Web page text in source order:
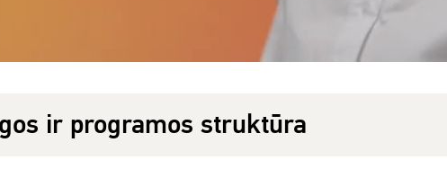
ir programos struktūra